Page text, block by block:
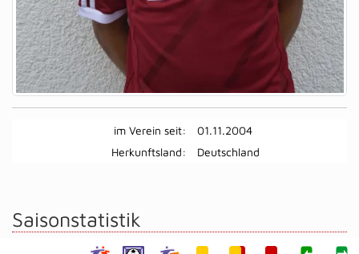
im Verein seit:
01.11.2004
Herkunftsland:
Deutschland
Saisonstatistik